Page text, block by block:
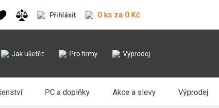
Přihlásit 0 ks za 0 Kč
Jak ušetřit Pro firmy Výprodej
PC a doplňky Akce a slevy Výprodej